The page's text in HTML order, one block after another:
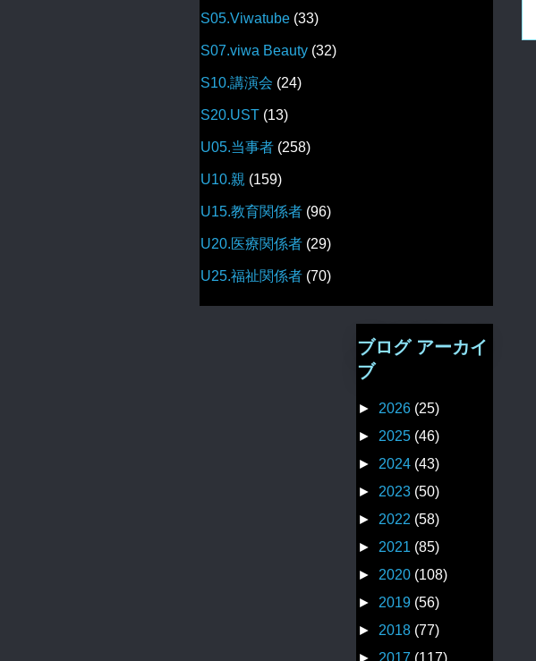
S05.Viwatube (33)
S07.viwa Beauty (32)
S10.講演会 (24)
S20.UST (13)
U05.当事者 (258)
U10.親 (159)
U15.教育関係者 (96)
U20.医療関係者 (29)
U25.福祉関係者 (70)
ブログ アーカイ
ブ
► 2026 (25)
► 2025 (46)
► 2024 (43)
► 2023 (50)
► 2022 (58)
► 2021 (85)
► 2020 (108)
► 2019 (56)
► 2018 (77)
► 2017 (117)